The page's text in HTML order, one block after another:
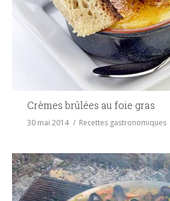
Crèmes brûlées au foie gras
30 mai 2014 Recettes gastronomiques